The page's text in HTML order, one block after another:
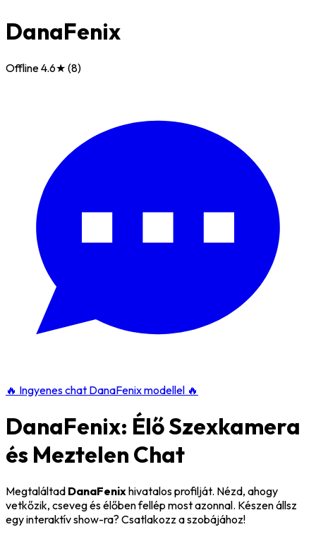
DanaFenix
Offline4.6★ (8)
🔥 Ingyenes chat DanaFenix modellel 🔥
DanaFenix: Élő Szexkamera
és Meztelen Chat
Megtaláltad DanaFenixhivatalos profilját. Nézd, ahogy
vetkőzik, cseveg és élőben fellép most azonnal. Készen állsz
egy interaktív show-ra? Csatlakozz a szobájához!